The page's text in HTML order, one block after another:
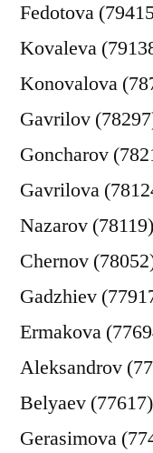
Fedotova
Kovaleva
Konovalova
Gavrilov
Goncharov
Gavrilova
Nazarov (78119)
Chernov
Gadzhiev
Ermakova
Aleksandrov
Belyaev (77617)
Gerasimova